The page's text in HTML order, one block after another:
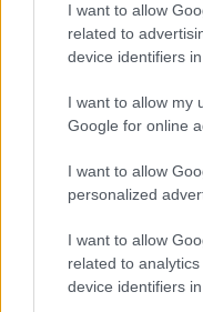
I want to allow
related to
device identifiers in
I want to allow my
Google for online
I want to allow
personalized
I want to allow
related to
device identifiers in
Continua a